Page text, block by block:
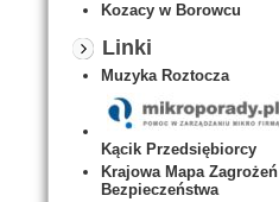
Kozacy w Borowcu
Linki
Muzyka Roztocza
Kącik Przedsiębiorcy
Krajowa Mapa Zagrożeń
Bezpieczeństwa